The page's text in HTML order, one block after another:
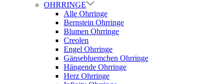
OHRRINGE
Alle Ohrringe
Bernstein Ohrringe
Blumen Ohrringe
Creolen
Engel Ohrringe
Gänsebluemchen Ohrringe
Hängende Ohrringe
Herz Ohrringe